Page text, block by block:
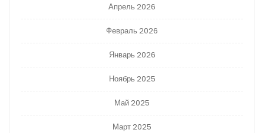
Апрель 2026
Февраль 2026
Январь 2026
Ноябрь 2025
Май 2025
Март 2025